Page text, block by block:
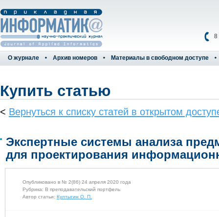
8
О журнале Архив номеров Материалы в свободном доступе
Купить статью
< Вернуться к списку статей в открытом
Экспертные системы анализа
для проектирования
Опубликовано в № 2(86) 24 апреля 2020 года
Рубрика: В преподавательский портфель
Автор статьи: Култыгин О. П.